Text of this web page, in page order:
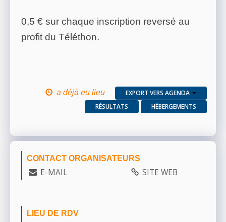
0,5 € sur chaque inscription reversé au
profit du Téléthon.
a déjà eu lieu
EXPORT VERS AGENDA
RÉSULTATS
HÉBERGEMENTS
CONTACT ORGANISATEURS
E-MAIL SITE WEB
LIEU DE RDV